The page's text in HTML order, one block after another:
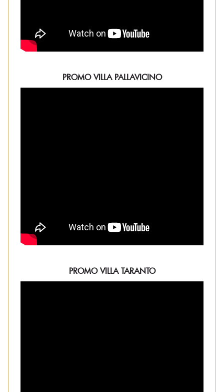
PROMO VILLA PALLAVICINO
PROMO VILLA TARANTO